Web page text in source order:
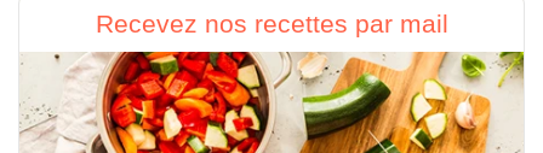
Recevez nos recettes par mail